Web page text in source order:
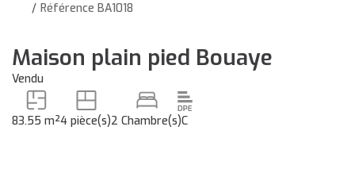
Référence BA1018
Maison plain pied Bouaye
Vendu
83.55 m²4 pièce(s)2 Chambre(s)C